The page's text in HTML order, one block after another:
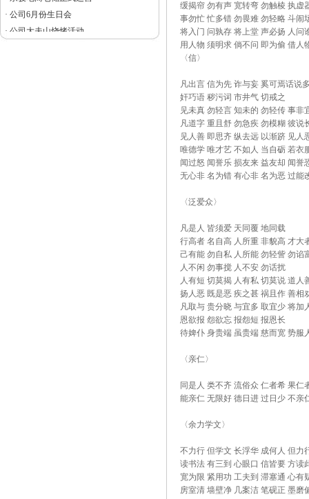
公司6月份生日会
公司大夫山烧烤活动
缓揭帘 勿有声 宽转弯 勿触棱 执虚
事勿忙 忙多错 勿畏难 勿轻略 斗闹
将入门 问孰存 将上堂 声必扬 人问
用人物 须明求 倘不问 即为偷 借人
〈信〉
凡出言 信为先 诈与妄 奚可焉话说
奸巧语 秽污词 市井气 切戒之
见未真 勿轻言 知未的 勿轻传 事非
凡道字 重且舒 勿急疾 勿模糊 彼说
见人善 即思齐 纵去远 以渐跻 见人
唯德学 唯才艺 不如人 当自砺 若衣
闻过怒 闻誉乐 损友来 益友却 闻誉
无心非 名为错 有心非 名为恶 过能
〈泛爱众〉
凡是人 皆须爱 天同覆 地同载
行高者 名自高 人所重 非貌高 才大
己有能 勿自私 人所能 勿轻訾 勿谄
人不闲 勿事搅 人不安 勿话扰
人有短 切莫揭 人有私 切莫说 道人
扬人恶 既是恶 疾之甚 祸且作 善相
凡取与 贵分晓 与宜多 取宜少 将加
恩欲报 怨欲忘 报怨短 报恩长
待婢仆 身贵端 虽贵端 慈而宽 势服
〈亲仁〉
同是人 类不齐 流俗众 仁者希 果仁
能亲仁 无限好 德日进 过日少 不亲
〈余力学文〉
不力行 但学文 长浮华 成何人 但力
读书法 有三到 心眼口 信皆要 方读
宽为限 紧用功 工夫到 滞塞通 心有
房室清 墙壁净 几案洁 笔砚正 墨磨